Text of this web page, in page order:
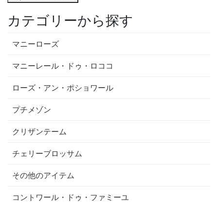
カテゴリーから探す
マニーローズ
マニーレール・ドゥ・ロココ
ローズ・アン・ポショワール
プチメゾン
クリザンテーム
チェリーブロッサム
その他のアイテム
コントワール・ドゥ・ファミーユ